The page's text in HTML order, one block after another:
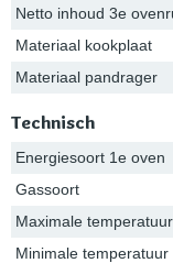
Netto inhoud 3e
Materiaal kookplaat
Materiaal pandrager
Technisch
Energiesoort 1e oven
Gassoort
Maximale temperatuur
Minimale temperatuur